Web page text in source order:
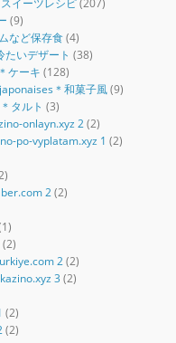
(9)
など保存食(4)
いデザート (38)
ケーキ (128)
＊和菓子風(9)
タルト (3)
onlayn.xyz 2(2)
po-vyplatam.xyz 1 (2)
2(2)
(2)
2(2)
3 (2)
(2)
(2)